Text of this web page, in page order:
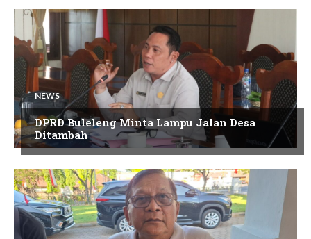
NEWS
DPRD Buleleng Minta Lampu Jalan Desa
Ditambah